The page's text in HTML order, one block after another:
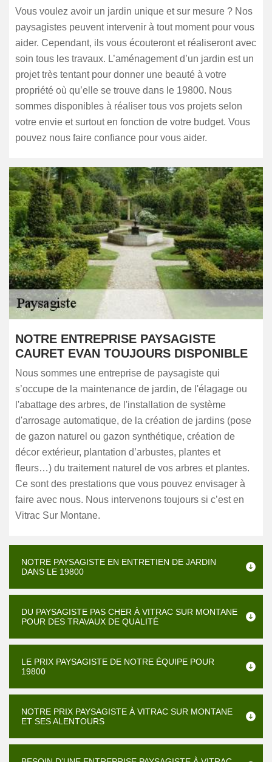
Vous voulez avoir un jardin unique et sur mesure ? Nos
paysagistes peuvent intervenir à tout moment pour vous
aider. Cependant, ils vous écouteront et réaliseront avec
soin tous les travaux. L’aménagement d’un jardin est un
projet très tentant pour donner une beauté à votre
propriété où qu’elle se trouve dans le 19800. Nous
sommes disponibles à réaliser tous vos projets selon
votre envie et surtout en fonction de votre budget. Vous
pouvez nous faire confiance pour vous aider.
NOTRE ENTREPRISE PAYSAGISTE
CAURET EVAN TOUJOURS DISPONIBLE
Nous sommes une entreprise de paysagiste qui
s’occupe de la maintenance de jardin, de l'élagage ou
l'abattage des arbres, de l'installation de système
d'arrosage automatique, de la création de jardins (pose
de gazon naturel ou gazon synthétique, création de
décor extérieur, plantation d’arbustes, plantes et
fleurs…) du traitement naturel de vos arbres et plantes.
Ce sont des prestations que vous pouvez envisager à
faire avec nous. Nous intervenons toujours si c’est en
Vitrac Sur Montane.
NOTRE PAYSAGISTE EN ENTRETIEN DE JARDIN
DANS LE 19800
DU PAYSAGISTE PAS CHER À VITRAC SUR MONTANE
POUR DES TRAVAUX DE QUALITÉ
LE PRIX PAYSAGISTE DE NOTRE ÉQUIPE POUR
19800
NOTRE PRIX PAYSAGISTE À VITRAC SUR MONTANE
ET SES ALENTOURS